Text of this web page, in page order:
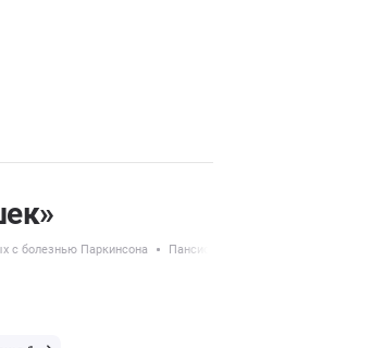
с болезнью Паркинсона Пансионаты с круглосуточным